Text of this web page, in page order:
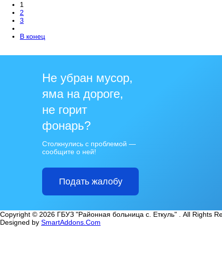
1
2
3
В конец
Не убран мусор,
яма на дороге,
не горит
фонарь?
Столкнулись с проблемой —
сообщите о ней!
Подать жалобу
Copyright © 2026 ГБУЗ "Районная больница с. Еткуль" . All Rights
Designed by SmartAddons.Com